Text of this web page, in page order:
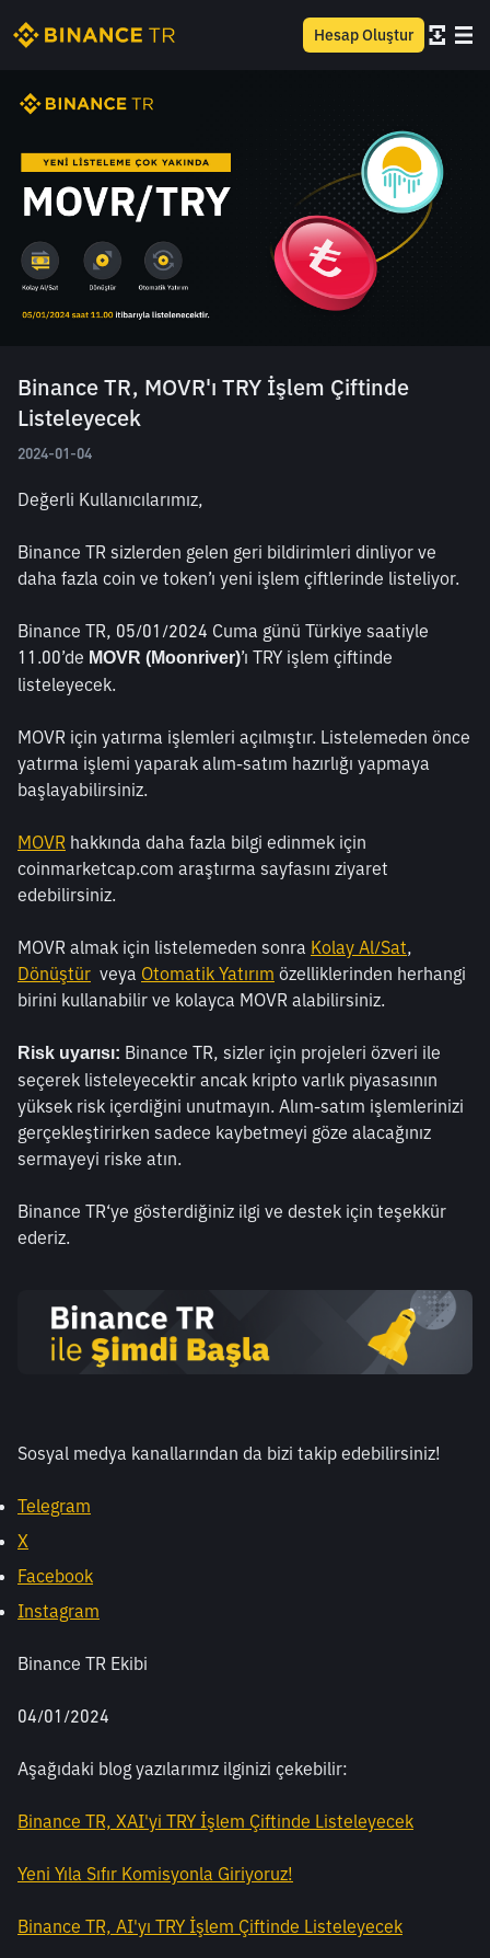
Hesap Oluştur
Binance TR, MOVR'ı TRY İşlem Çiftinde
Listeleyecek
2024-01-04
Değerli Kullanıcılarımız,
Binance TR sizlerden gelen geri bildirimleri dinliyor ve
daha fazla coin ve token’ı yeni işlem çiftlerinde listeliyor.
Binance TR, 05/01/2024 Cuma günü Türkiye saatiyle
11.00’de MOVR (Moonriver)’ı TRY işlem çiftinde
listeleyecek.
MOVR için yatırma işlemleri açılmıştır. Listelemeden önce
yatırma işlemi yaparak alım-satım hazırlığı yapmaya
başlayabilirsiniz.
MOVR hakkında daha fazla bilgi edinmek için
coinmarketcap.com araştırma sayfasını ziyaret
edebilirsiniz.
MOVR almak için listelemeden sonra Kolay Al/Sat
Dönüştür veya Otomatik Yatırım özelliklerinden herhangi
birini kullanabilir ve kolayca MOVR alabilirsiniz.
Risk uyarısı: Binance TR, sizler için projeleri özveri ile
seçerek listeleyecektir ancak kripto varlık piyasasının
yüksek risk içerdiğini unutmayın. Alım-satım işlemlerinizi
gerçekleştirirken sadece kaybetmeyi göze alacağınız
sermayeyi riske atın.
Binance TR‘ye gösterdiğiniz ilgi ve destek için teşekkür
ederiz.
Sosyal medya kanallarından da bizi takip edebilirsiniz!
Telegram
X
Facebook
Instagram
Binance TR Ekibi
04/01/2024
Aşağıdaki blog yazılarımız ilginizi çekebilir:
Binance TR, XAI'yi TRY İşlem Çiftinde Listeleyecek
Yeni Yıla Sıfır Komisyonla Giriyoruz!
Binance TR, AI'yı TRY İşlem Çiftinde Listeleyecek